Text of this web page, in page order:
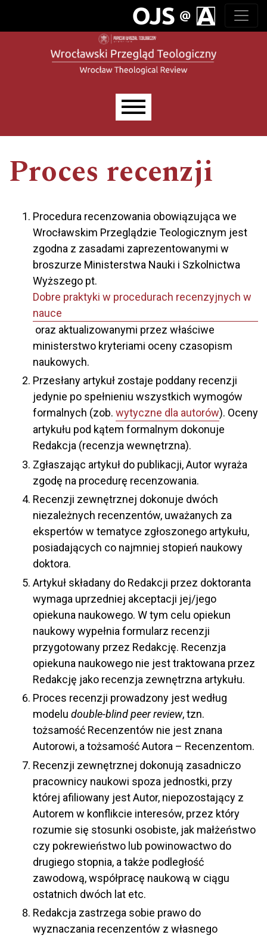
Proces recenzji
Procedura recenzowania obowiązująca we
Wrocławskim Przeglądzie Teologicznym jest
zgodna z zasadami zaprezentowanymi w
broszurze Ministerstwa Nauki i Szkolnictwa
Wyższego pt.
Dobre praktyki w procedurach recenzyjnych w
nauce
oraz aktualizowanymi przez właściwe
ministerstwo kryteriami oceny czasopism
naukowych.
Przesłany artykuł zostaje poddany recenzji
jedynie po spełnieniu wszystkich wymogów
formalnych (zob. wytyczne dla autorów). Oceny
artykułu pod kątem formalnym dokonuje
Redakcja (recenzja wewnętrzna).
Zgłaszając artykuł do publikacji, Autor wyraża
zgodę na procedurę recenzowania.
Recenzji zewnętrznej dokonuje dwóch
niezależnych recenzentów, uważanych za
ekspertów w tematyce zgłoszonego artykułu,
posiadających co najmniej stopień naukowy
doktora.
Artykuł składany do Redakcji przez doktoranta
wymaga uprzedniej akceptacji jej/jego
opiekuna naukowego. W tym celu opiekun
naukowy wypełnia formularz recenzji
przygotowany przez Redakcję. Recenzja
opiekuna naukowego nie jest traktowana przez
Redakcję jako recenzja zewnętrzna artykułu.
Proces recenzji prowadzony jest według
modelu double-blind peer review, tzn.
tożsamość Recenzentów nie jest znana
Autorowi, a tożsamość Autora – Recenzentom.
Recenzji zewnętrznej dokonują zasadniczo
pracownicy naukowi spoza jednostki, przy
której afiliowany jest Autor, niepozostający z
Autorem w konflikcie interesów, przez który
rozumie się stosunki osobiste, jak małżeństwo
czy pokrewieństwo lub powinowactwo do
drugiego stopnia, a także podległość
zawodową, współpracę naukową w ciągu
ostatnich dwóch lat etc.
Redakcja zastrzega sobie prawo do
wyznaczania recenzentów z własnego